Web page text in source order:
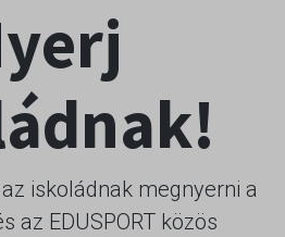
iskoládnak megnyerni a
az EDUSPORT közös